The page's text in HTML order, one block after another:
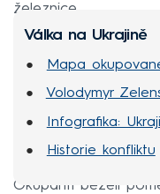
železnice.
Válka na Ukrajině
Mapa
Volodymyr
Infografika:
Historie konfliktu
Okupanti běželi